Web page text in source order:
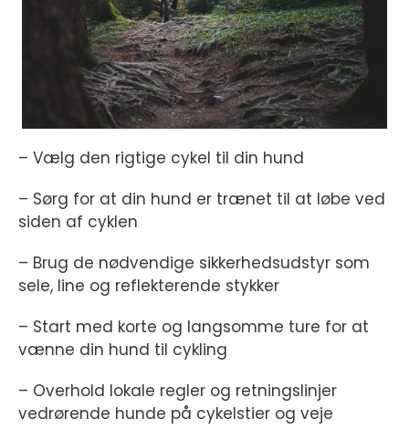
– Vælg den rigtige cykel til din hund
– Sørg for at din hund er trænet til at løbe ved
siden af cyklen
– Brug de nødvendige sikkerhedsudstyr som
sele, line og reflekterende stykker
– Start med korte og langsomme ture for at
vænne din hund til cykling
– Overhold lokale regler og retningslinjer
vedrørende hunde på cykelstier og veje